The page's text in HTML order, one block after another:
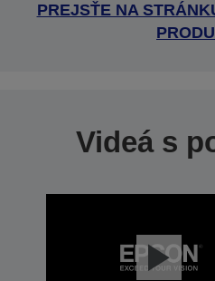
PREJSŤE NA
Videá s